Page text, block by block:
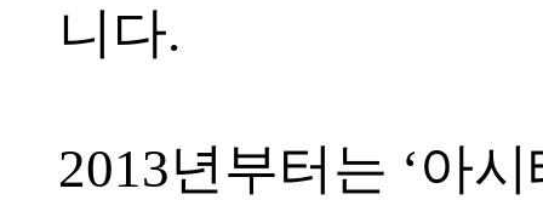
니다.
2013년부터는 ‘아